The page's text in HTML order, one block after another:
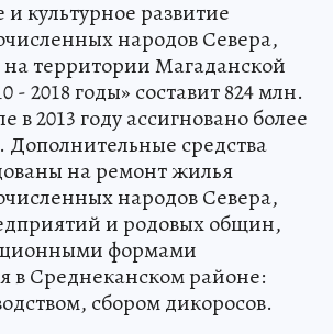
культурное развитие
народов Севера,
территории Магаданской
- 2018 годы» составит 824 млн.
в 2013 году ассигновано более
Дополнительные средства
на ремонт жилья
народов Севера,
и родовых общин,
формами
в Среднеканском районе:
сбором дикоросов.